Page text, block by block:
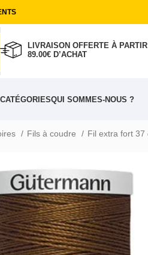
LIVRAISON OFFERTE À
89.00€ D’ACHAT
QUI SOMMES-NOUS ?
Fils à coudre Fil extra fort 37